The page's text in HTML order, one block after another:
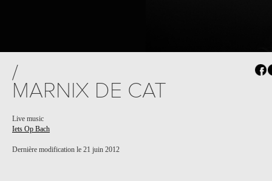
/
MARNIX DE CAT
Live music
Iets Op Bach
Dernière modification le 21 juin 2012